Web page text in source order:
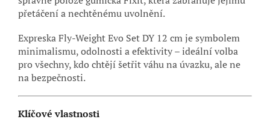
přetáčení a nechtěnému uvolnění.
Expreska Fly-Weight Evo Set DY 12 cm je symbolem
minimalismu, odolnosti a efektivity – ideální volba
pro všechny, kdo chtějí šetřit váhu na úvazku, ale ne
na bezpečnosti.
Klíčové vlastnosti